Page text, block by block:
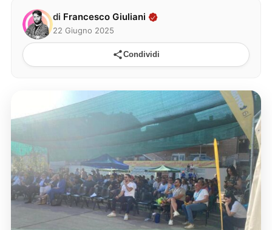
di Francesco Giuliani
22 Giugno 2025
Condividi